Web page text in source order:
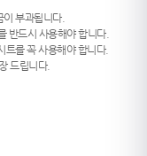
부과됩니다.
반드시 사용해야 합니다.
를 꼭 사용해야 합니다.
드립니다.